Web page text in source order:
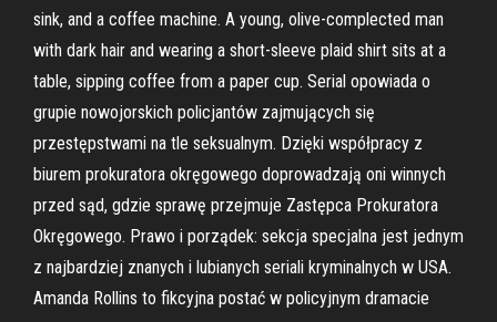
sink, and a coffee machine. A young, olive-complected man
with dark hair and wearing a short-sleeve plaid shirt sits at a
table, sipping coffee from a paper cup. Serial opowiada o
grupie nowojorskich policjantów zajmujących się
przestępstwami na tle seksualnym. Dzięki współpracy z
biurem prokuratora okręgowego doprowadzają oni winnych
przed sąd, gdzie sprawę przejmuje Zastępca Prokuratora
Okręgowego. Prawo i porządek: sekcja specjalna jest jednym
z najbardziej znanych i lubianych seriali kryminalnych w USA.
Amanda Rollins to fikcyjna postać w policyjnym dramacie